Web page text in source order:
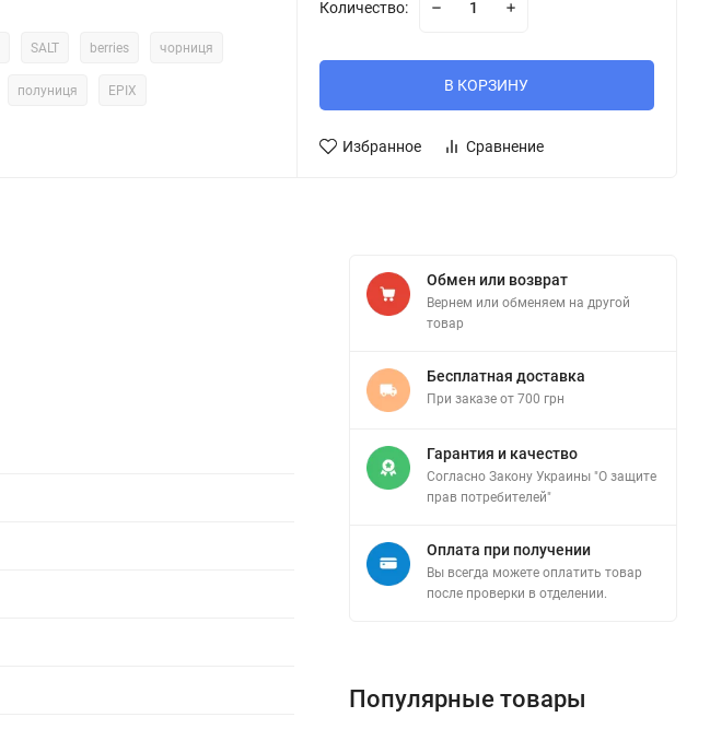
SALT berries чорниця
полуниця EPIX
Количество:
В КОРЗИНУ
Избранное Сравнение
Обмен или возврат
Вернем или обменяем на другой
товар
Бесплатная доставка
При заказе от 700 грн
Гарантия и качество
Согласно Закону Украины "О защите
прав потребителей"
Оплата при получении
Вы всегда можете оплатить товар
после проверки в отделении.
Популярные товары